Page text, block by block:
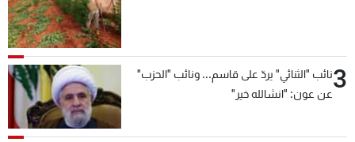
3نائب "الثنائي" يردّ على قاسم... ونائب "الحزب"
عن عون: "انشالله خير"